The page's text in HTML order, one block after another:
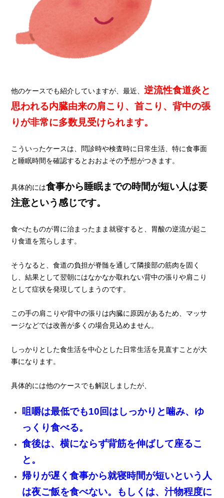
他のケースでも紹介していますが、最近、逆流性食道炎と
思われる内臓由来の肩こり、首こり、背中の張
りが非常に多数見受けられます。
こういったケースは、問診時や検査時に日常生活、特に食事面
と睡眠時間を確認するとおおよその予想がつきます。
具体的には食事から睡眠までの時間が短い人は要
注意という感じです。
食べたものが胃に治まったまま就寝すると、胃酸の逆流が起こ
り食道を荒らします。
そうなると、食道の負担が脊髄を通して隣接部の筋肉を固く
し、結果として翌朝にはなかなか取れない背中の張りや肩こり
として症状を発現してしまうのです。
この手の肩こりや背中の張りは内臓に原因があるため、マッサ
ージなどでは改善が多くの場合見込めません。
しっかりとした食生活を中心とした日常生活を見直すことが大
事になります。
具体的には他のケースでも解説しましたが、
咀嚼は最低でも10回はしっかりと噛み、ゆ
っくり食べる。
食後は、横にならず背筋を伸ばして座るこ
と。
帰りが遅く食事から就寝時間が短いという人
は夜ご飯を食べない。もしくは、汁物程度に